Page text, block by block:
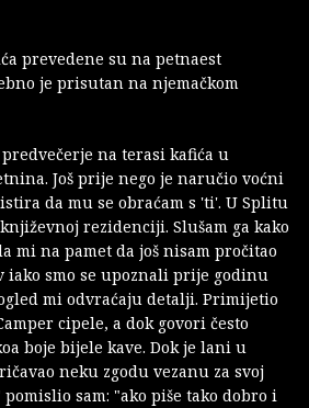
prevedene su na petnaest
je prisutan na njemačkom
na terasi kafića u
Još prije nego je naručio voćni
da mu se obraćam s 'ti'. U Splitu
rezidenciji. Slušam ga kako
mi na pamet da još nisam pročitao
iako smo se upoznali prije godinu
mi odvraćaju detalji. Primijetio
cipele, a dok govori često
boje bijele kave. Dok je lani u
neku zgodu vezanu za svoj
sam: "ako piše tako dobro i